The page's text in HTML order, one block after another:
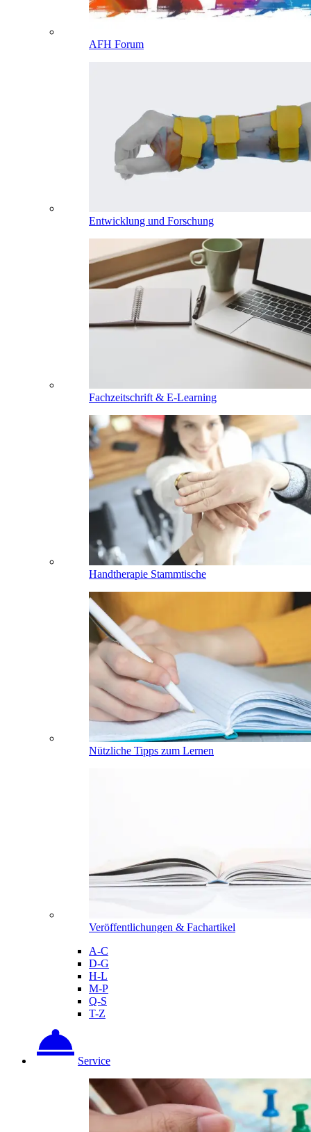
AFH Forum
Entwicklung und Forschung
Fachzeitschrift & E-Learning
Handtherapie Stammtische
Nützliche Tipps zum Lernen
Veröffentlichungen & Fachartikel
A-C
D-G
H-L
M-P
Q-S
T-Z
Service